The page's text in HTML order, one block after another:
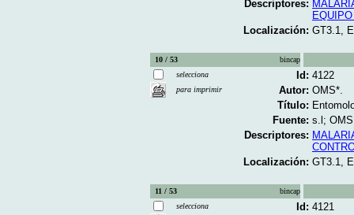
Descriptores:
Localización: GT3.1,
10 / 53
bincap
selecciona
para imprimir
Id: 4122
Autor: OMS*.
Título:
Fuente: s.l;
Descriptores:
Localización: GT3.1,
11 / 53
bincap
selecciona
Id: 4121